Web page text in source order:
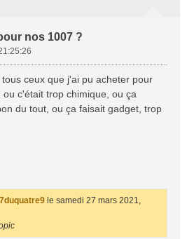
nos 1007 ?
ceux que j'ai pu acheter pour
c'était trop chimique, ou ça
du tout, ou ça faisait gadget, trop
le samedi 27 mars 2021,